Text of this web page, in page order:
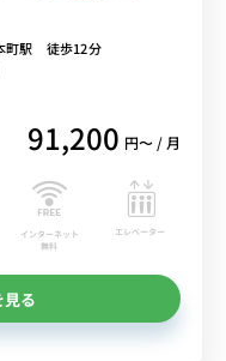
電のあるお部屋/慶応義塾
ル中！
町駅 徒歩12分
91,200 円〜 / 月
インターネット
無料
エレベーター
見る